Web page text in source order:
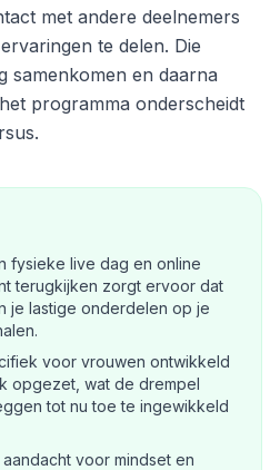
met andere deelnemers
te delen. Die
samenkomen en daarna
programma onderscheidt
fysieke live dag en online
terugkijken zorgt ervoor dat
je lastige onderdelen op je
voor vrouwen ontwikkeld
opgezet, wat de drempel
tot nu toe te ingewikkeld
voor mindset en